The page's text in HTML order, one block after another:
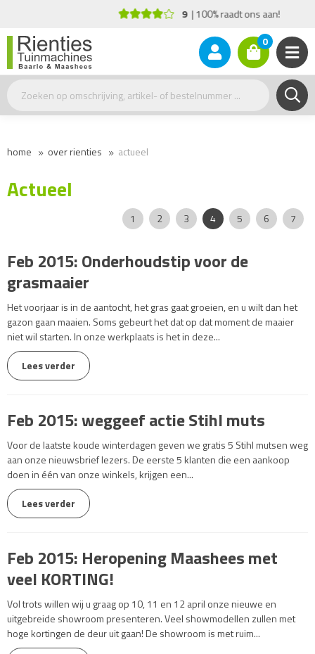
9 100% raadt ons aan!
0
home over rienties actueel
Actueel
1 2 3 4 5 6 7
Feb 2015: Onderhoudstip voor de
grasmaaier
Het voorjaar is in de aantocht, het gras gaat groeien, en u wilt dan het
gazon gaan maaien. Soms gebeurt het dat op dat moment de maaier
niet wil starten. In onze werkplaats is het in deze...
Lees verder
Feb 2015: weggeef actie Stihl muts
Voor de laatste koude winterdagen geven we gratis 5 Stihl mutsen weg
aan onze nieuwsbrief lezers. De eerste 5 klanten die een aankoop
doen in één van onze winkels, krijgen een...
Lees verder
Feb 2015: Heropening Maashees met
veel KORTING!
Vol trots willen wij u graag op 10, 11 en 12 april onze nieuwe en
uitgebreide showroom presenteren. Veel showmodellen zullen met
hoge kortingen de deur uit gaan! De showroom is met ruim...